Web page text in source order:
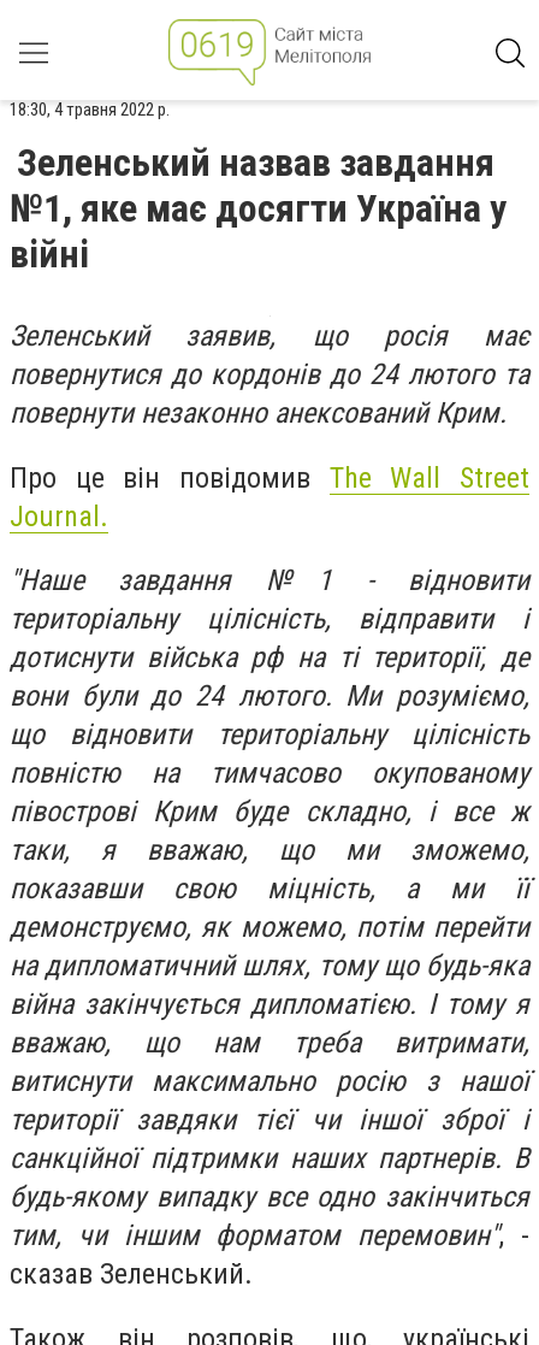
18:30, 4 травня 2022 р.
Зеленський назвав завдання
№1, яке має досягти Україна у
війні
Зеленський заявив, що росія має
повернутися до кордонів до 24 лютого та
повернути незаконно анексований Крим.
Про це він повідомив The Wall Street
Journal.
"Наше завдання №1 - відновити
територіальну цілісність, відправити і
дотиснути війська рф на ті території, де
вони були до 24 лютого. Ми розуміємо,
що відновити територіальну цілісність
повністю на тимчасово окупованому
півострові Крим буде складно, і все ж
таки, я вважаю, що ми зможемо,
показавши свою міцність, а ми її
демонструємо, як можемо, потім перейти
на дипломатичний шлях, тому що будь-яка
війна закінчується дипломатією. І тому я
вважаю, що нам треба витримати,
витиснути максимально росію з нашої
території завдяки тієї чи іншої зброї і
санкційної підтримки наших партнерів. В
будь-якому випадку все одно закінчиться
тим, чи іншим форматом перемовин", -
сказав Зеленський.